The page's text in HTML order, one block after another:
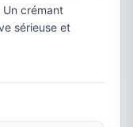
Un crémant
sérieuse et